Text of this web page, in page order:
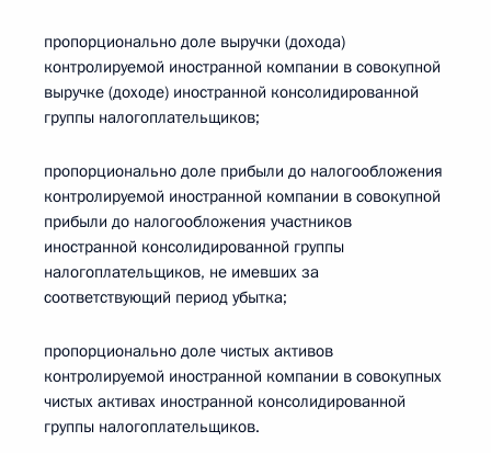
пропорционально доле выручки (дохода)
контролируемой иностранной компании в совокупной
выручке (доходе) иностранной консолидированной
группы налогоплательщиков;
пропорционально доле прибыли до налогообложения
контролируемой иностранной компании в совокупной
прибыли до налогообложения участников
иностранной консолидированной группы
налогоплательщиков, не имевших за
соответствующий период убытка;
пропорционально доле чистых активов
контролируемой иностранной компании в совокупных
чистых активах иностранной консолидированной
группы налогоплательщиков.